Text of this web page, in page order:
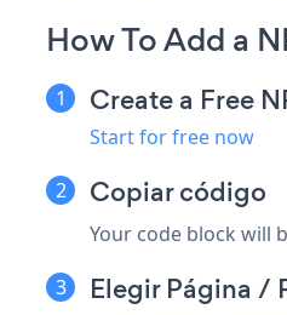
How To Add a
Create a Free
Start for free now
Copiar código
Your code block will
Elegir Página /